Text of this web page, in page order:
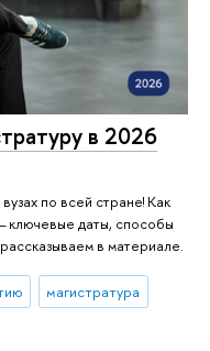
в 2026
по всей стране! Как
ключевые даты, способы
в материале.
магистратура